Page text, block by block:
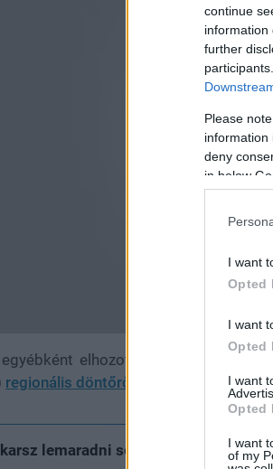
continue
information
further
Please
information
deny
in below
I want
Opted
I want
Opted
I want
Opted
I want
of my
elhozott egy szezonális
regionális döntőről . Ott a francia
lemaradni semmiről?